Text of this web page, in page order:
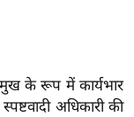
के रूप में कार्यभार
अधिकारी की